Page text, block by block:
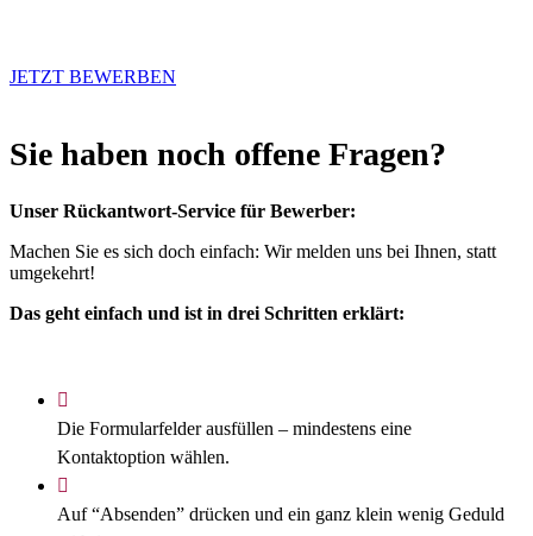
JETZT BEWERBEN
Sie haben noch offene Fragen?
Unser Rückantwort-Service für Bewerber:
Machen Sie es sich doch einfach: Wir melden uns bei Ihnen, statt
umgekehrt!
Das geht einfach und ist in drei Schritten erklärt:
Die Formularfelder ausfüllen – mindestens eine
Kontaktoption wählen.
Auf “Absenden” drücken und ein ganz klein wenig Geduld